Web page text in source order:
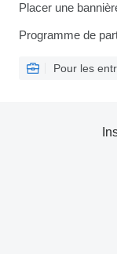
Placer une
Programme de
Pour les